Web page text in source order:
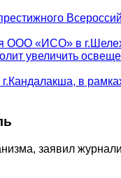
ООО «ИСО» в
увеличить
в
заявил